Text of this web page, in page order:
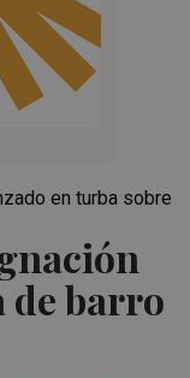
de barro
en turba sobre